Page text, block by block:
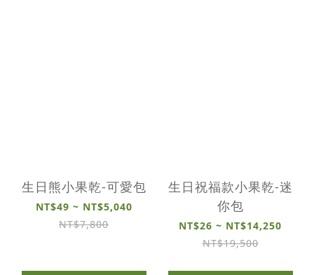
生日熊小果乾-可愛包
NT$49 ~ NT$5,040
NT$7,800
生日祝福款小果乾-迷
你包
NT$26 ~ NT$14,250
NT$19,500